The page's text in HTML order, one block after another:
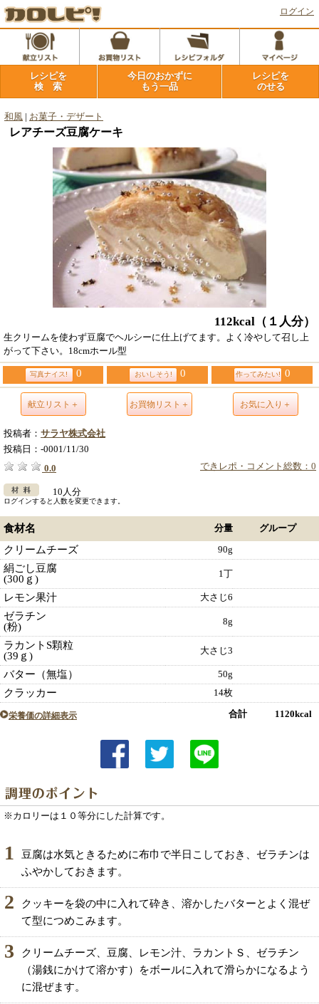
ログイン
レシピを
検 索
今日のおかずに
もう一品
レシピを
のせる
和風 お菓子・デザート
レアチーズ豆腐ケーキ
112kcal （１人分）
生クリームを使わず豆腐でヘルシーに仕上げてます。よく冷やして召し上
がって下さい。18cmホール型
写真ナイス! 0 おいしそう! 0 作ってみたい! 0
献立リスト＋ お買物リスト＋ お気に入り＋
投稿者： サラヤ株式会社
投稿日： -0001/11/30
できレポ・コメント総数：0
0.0
10人分
ログインすると人数を変更できます。
食材名 分量 グループ
クリームチーズ 90g
絹ごし豆腐
(300ｇ)
1丁
レモン果汁 大さじ6
ゼラチン
(粉)
8g
ラカントS顆粒
(39ｇ)
大さじ3
バター（無塩） 50g
クラッカー 14枚
栄養価の詳細表示 合計 1120kcal
※カロリーは１０等分にした計算です。
1
豆腐は水気ときるために布巾で半日こしておき、ゼラチンは
ふやかしておきます。
2
クッキーを袋の中に入れて砕き、溶かしたバターとよく混ぜ
て型につめこみます。
3
クリームチーズ、豆腐、レモン汁、ラカントＳ、ゼラチン
（湯銭にかけて溶かす）をボールに入れて滑らかになるよう
に混ぜます。